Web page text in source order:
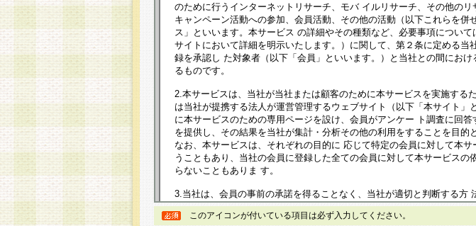
のために行うインターネットリサーチ、モバ イルリサーチ、その他のリ
キャンペーン活動への参加、会員活動、その他の活動（以下これらを併
ス」といいます。本サービス の詳細やその種類など、必要事項について
サイトにおいて詳細を明示いたします。）に関して、第２条に定める当
録を承認し た対象者（以下「会員」といいます。）と当社との間におけ
るものです。
2.本サービスは、当社が当社または顧客のために本サービスを実施する
は当社が提携する法人が運営管理するウェブサイト（以下「本サイト」
に本サービスのための専用ページを設け、会員がアンケー ト調査に回答
を提供し、その結果を当社が集計・分析その他の利用をすることを目的
なお、本サービスは、それぞれの目的に 応じて特定の会員に対して本サ
うこともあり、当社の会員に登録した全ての会員に対して本サービスの
らないこともありま す。
3.当社は、会員の事前の承諾を得ることなく、当社が適切と判断する方
規約を任意に制定、変更または修正することができるものとします。改
は、本規約においては本サイトに掲示したときに、その 他の諸規定につ
このアイコンが付いている項目は必ず入力してください。